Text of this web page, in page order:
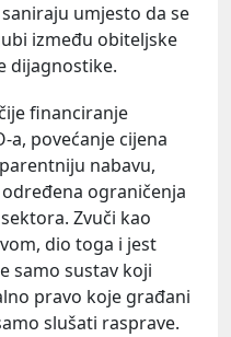
umjesto da se
između obiteljske
dijagnostike.
financiranje
a, povećanje cijena
nabavu,
ograničenja
Zvuči kao
dio toga i jest
samo sustav koji
pravo koje građani
slušati rasprave.